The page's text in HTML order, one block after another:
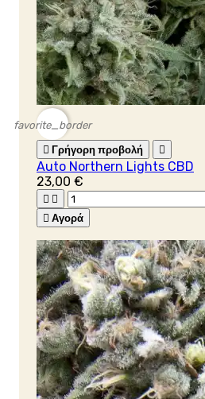
favorite_border
 Γρήγορη προβολή 
Auto Northern Lights CBD
23,00 €
 
 Αγορά